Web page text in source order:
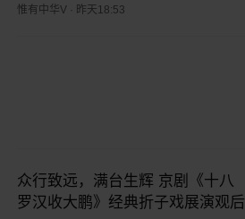
惟有中华V 昨天18:53
众行致远，满台生辉 京剧《十八
罗汉收大鹏》经典折子戏展演观后